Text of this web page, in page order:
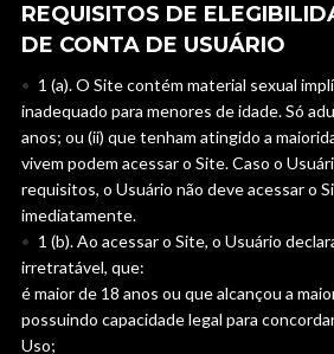
REQUISITOS DE
DE CONTA DE USUÁRIO
1 (a). O Site contém material sexual
inadequado para menores de idade. Só
anos; ou (ii) que tenham atingido a
vivem podem acessar o Site. Caso o
requisitos, o Usuário não deve acessar o
imediatamente.
1 (b). Ao acessar o Site, o Usuário
irretratável, que:
é maior de 18 anos ou que alcançou a
possuindo capacidade legal para
Uso;